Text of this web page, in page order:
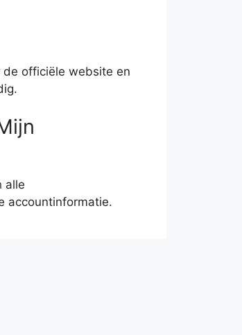
de officiële website en
alle
accountinformatie.